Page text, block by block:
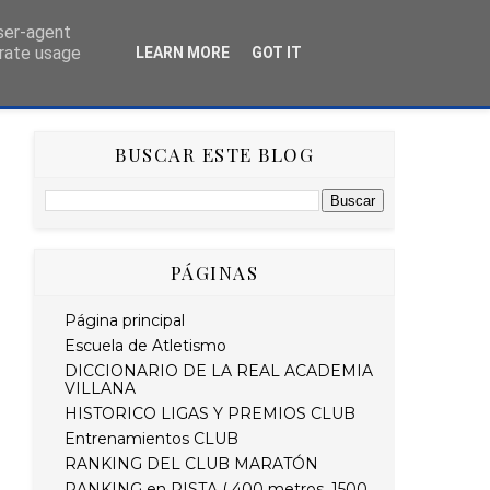
HISTÓRICO RETO STRAVA DEL MES
BUSCAR ESTE BLOG
PÁGINAS
Página principal
Escuela de Atletismo
DICCIONARIO DE LA REAL ACADEMIA
VILLANA
HISTORICO LIGAS Y PREMIOS CLUB
Entrenamientos CLUB
RANKING DEL CLUB MARATÓN
agent
usage
LEARN MORE GOT IT